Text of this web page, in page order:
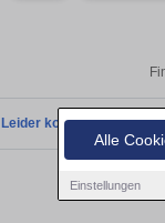
Alle
Einstellungen
Leider konnten wir